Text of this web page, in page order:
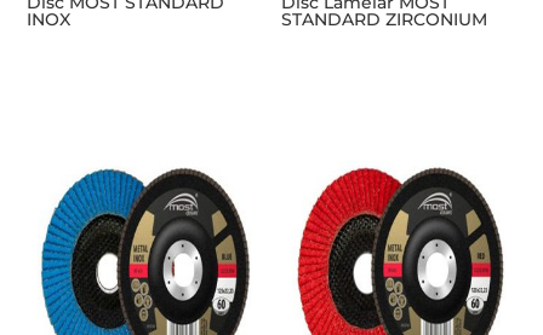
INOX STANDARD ZIRCONIUM